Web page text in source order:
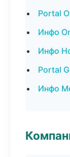
Portal
Инфо
Инфо
Portal
Инфо